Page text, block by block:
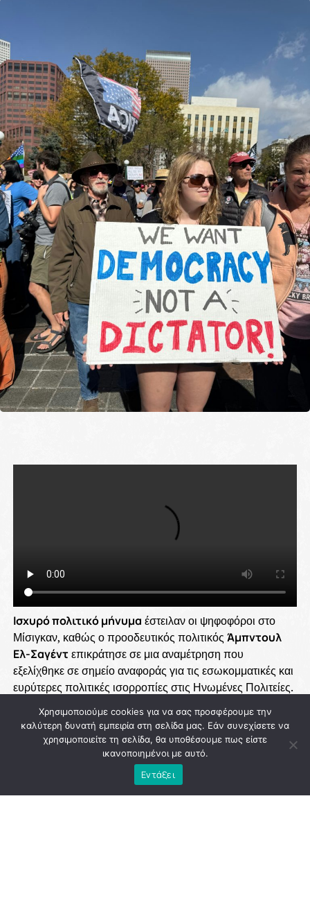
Χρησιμοποιούμε cookies για να σας προσφέρουμε την
καλύτερη δυνατή εμπειρία στη σελίδα μας. Εάν συνεχίσετε να
χρησιμοποιείτε τη σελίδα, θα υποθέσουμε πως είστε
ικανοποιημένοι με αυτό.
Εντάξει